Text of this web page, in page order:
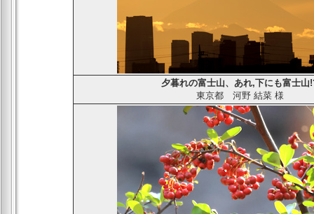
夕暮れの富士山、あれ,下にも富士山
東京都河野 結菜 様